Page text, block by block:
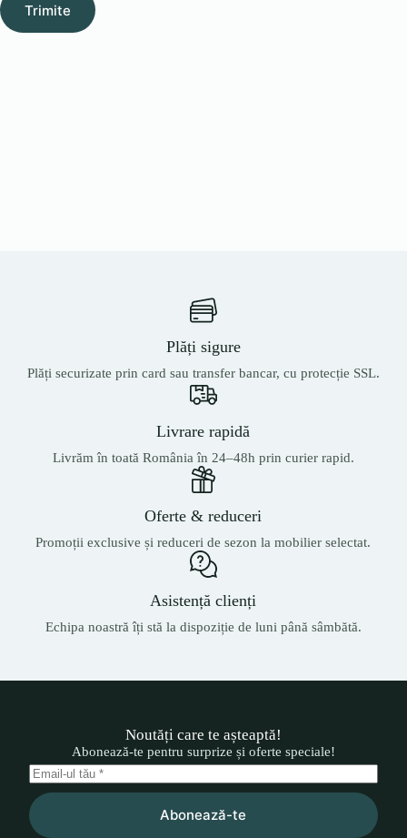
Trimite
Plăți sigure
Plăți securizate prin card sau transfer bancar, cu protecție SSL.
Livrare rapidă
Livrăm în toată România în 24–48h prin curier rapid.
Oferte & reduceri
Promoții exclusive și reduceri de sezon la mobilier selectat.
Asistență clienți
Echipa noastră îți stă la dispoziție de luni până sâmbătă.
Noutăți care te așteaptă!
Abonează-te pentru surprize și oferte speciale!
Abonează-te